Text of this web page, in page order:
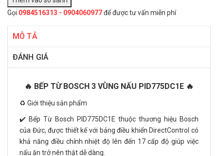
Gọi 0984516313 - 0904060977để được tư vấn miễn phí
MÔ TẢ
ĐÁNH GIÁ
🔥 BẾP TỪ BOSCH 3 VÙNG NẤU PID775DC1E 🔥
♻️ Giới thiệu sản phẩm
✔️ Bếp Từ Bosch PID775DC1E thuộc thương hiệu Bosch
của Đức, được thiết kế với bảng điều khiển DirectControl có
khả năng điều chỉnh nhiệt độ lên đến 17 cấp độ giúp việc
nấu ăn trở nên thật dễ dàng.